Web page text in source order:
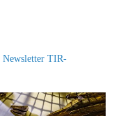
Newsletter TIR-